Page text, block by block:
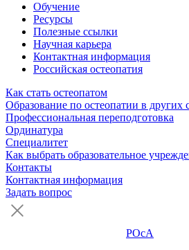
Обучение
Ресурсы
Полезные ссылки
Научная карьера
Контактная информация
Российская остеопатия
Как стать остеопатом
Образование по остеопатии в других
Профессиональная переподготовка
Ординатура
Специалитет
Как выбрать образовательное
Контакты
Контактная информация
Задать вопрос
РОсА